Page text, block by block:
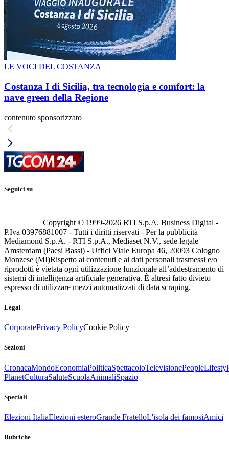
LE VOCI DEL COSTANZA
Costanza I di Sicilia, tra tecnologia e comfort: la
nave green della Regione
contenuto sponsorizzato
Seguici su
Copyright © 1999-2026 RTI S.p.A. Business Digital -
P.Iva 03976881007 - Tutti i diritti riservati - Per la pubblicità
Mediamond S.p.A. - RTI S.p.A., Mediaset N.V., sede legale
Amsterdam (Paesi Bassi) - Uffici Viale Europa 46, 20093 Cologno
Monzese (MI)Rispetto ai contenuti e ai dati personali trasmessi e/o
riprodotti è vietata ogni utilizzazione funzionale all’addestramento di
sistemi di intelligenza artificiale generativa. È altresì fatto divieto
espresso di utilizzare mezzi automatizzati di data scraping.
Legal
CorporatePrivacy PolicyCookie Policy
Sezioni
CronacaMondoEconomiaPoliticaSpettacoloTelevisionePeople
PlanetCulturaSaluteScuolaAnimaliSpazio
Speciali
Elezioni ItaliaElezioni esteroGrande FratelloL'isola dei famosiAmici
Rubriche